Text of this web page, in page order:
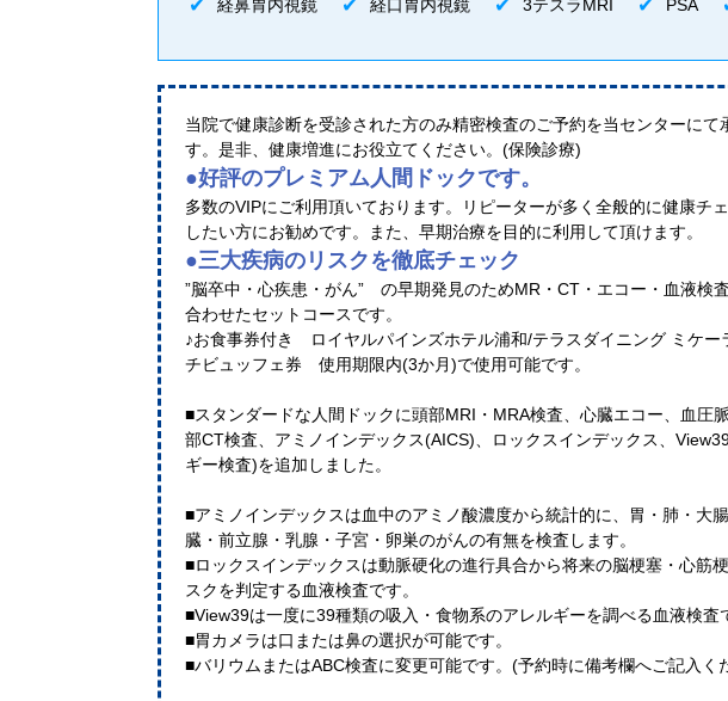
経鼻胃内視鏡
経口胃内視鏡 3テスラMRI PSA
当院で健康診断を受診された方のみ精密検査のご予約を当センターにて
す。是非、健康増進にお役立てください。(保険診療)
●好評のプレミアム人間ドックです。
多数のVIPにご利用頂いております。リピーターが多く全般的に健康チ
したい方にお勧めです。また、早期治療を目的に利用して頂けます。
●三大疾病のリスクを徹底チェック
”脳卒中・心疾患・がん” の早期発見のためMR・CT・エコー・血液検
合わせたセットコースです。
♪お食事券付き ロイヤルパインズホテル浦和/テラスダイニング ミケー
チビュッフェ券 使用期限内(3か月)で使用可能です。
■スタンダードな人間ドックに頭部MRI・MRA検査、心臓エコー、血圧
部CT検査、アミノインデックス(AICS)、ロックスインデックス、
ギー検査)を追加しました。
■アミノインデックスは血中のアミノ酸濃度から統計的に、胃・肺・大
臓・前立腺・乳腺・子宮・卵巣のがんの有無を検査します。
■ロックスインデックスは動脈硬化の進行具合から将来の脳梗塞・心筋
スクを判定する血液検査です。
■View39は一度に39種類の吸入・食物系のアレルギーを調べる血液検査
■胃カメラは口または鼻の選択が可能です。
■バリウムまたはABC検査に変更可能です。(予約時に備考欄へご記入く